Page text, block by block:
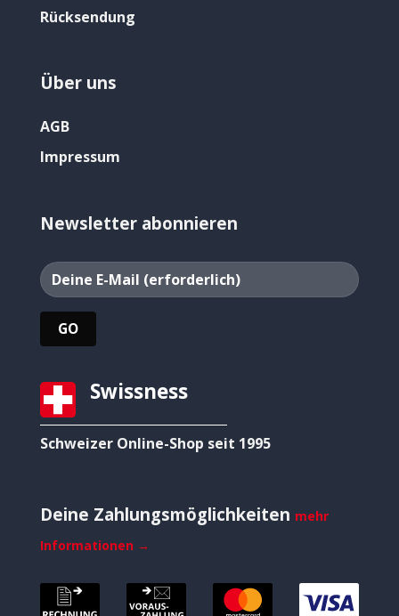
Rücksendung
Über uns
AGB
Impressum
Newsletter abonnieren
Swissness
Schweizer Online-Shop seit 1995
Deine Zahlungsmöglichkeiten mehr
Informationen →